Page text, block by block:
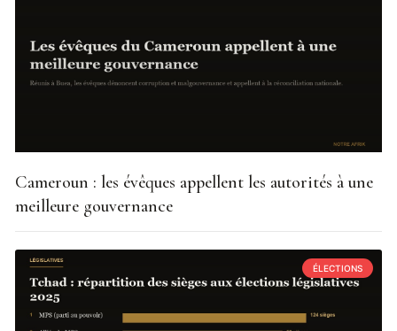
Cameroun : les évêques appellent les autorités à une
meilleure gouvernance
ÉLECTIONS